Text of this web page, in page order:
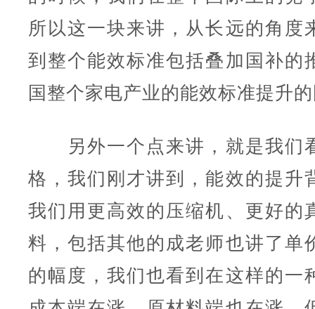
所以这一块来讲，从长远的角度
到整个能效标准包括叠加国补的
国整个家电产业的能效标准提升
另外一个点来讲，就是我们
格，我们刚才讲到，能效的提升
我们用更高效的压缩机、更好的
料，包括其他的成老师也讲了单
的幅度，我们也看到在这样的一